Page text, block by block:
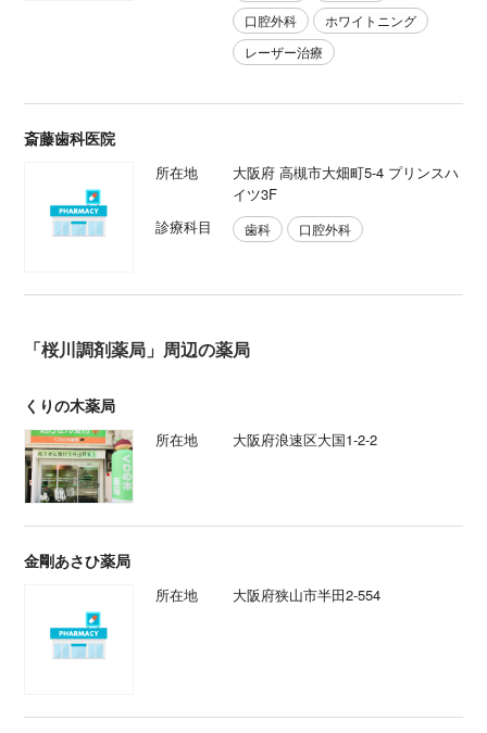
口腔外科
ホワイトニング
レーザー治療
斎藤歯科医院
所在地
大阪府 高槻市大畑町5-4 プリンスハ
イツ3F
診療科目
歯科 口腔外科
「桜川調剤薬局」周辺の薬局
くりの木薬局
所在地 大阪府浪速区大国1-2-2
金剛あさひ薬局
所在地 大阪府狭山市半田2-554